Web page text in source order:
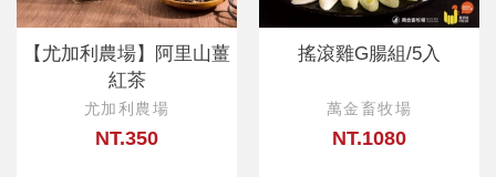
【尤加利農場】阿里山薑
紅茶
尤加利農場
NT.350
搖滾雞G腸組/5入
萬金畜牧場
NT.1080